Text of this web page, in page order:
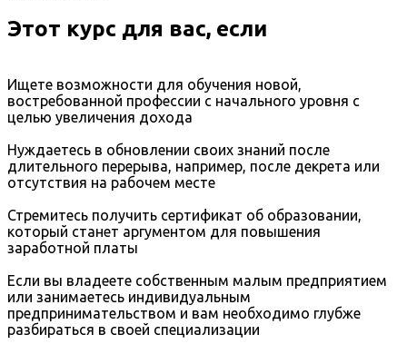
Этот курс для вас, если
Ищете возможности для обучения новой,
востребованной профессии с начального уровня с
целью увеличения дохода
Нуждаетесь в обновлении своих знаний после
длительного перерыва, например, после декрета или
отсутствия на рабочем месте
Стремитесь получить сертификат об образовании,
который станет аргументом для повышения
заработной платы
Если вы владеете собственным малым предприятием
или занимаетесь индивидуальным
предпринимательством и вам необходимо глубже
разбираться в своей специализации